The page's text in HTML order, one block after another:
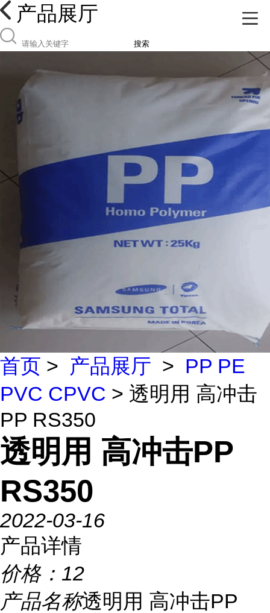
产品展厅
搜索
首页 > 产品展厅 > PP PE
PVC CPVC > 透明用 高冲击
PP RS350
透明用 高冲击PP
RS350
2022-03-16
产品详情
价格： 12
产品名称透明用 高冲击PP